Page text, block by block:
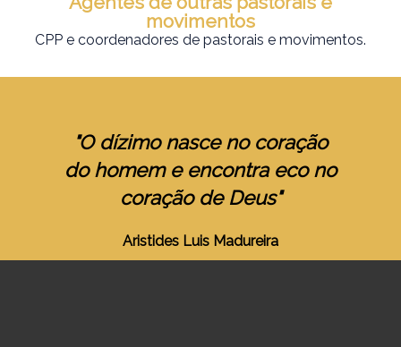
movimentos
CPP e coordenadores de pastorais e movimentos.
"O dízimo nasce no coração
do homem e encontra eco no
coração de Deus"
Aristides Luis Madureira